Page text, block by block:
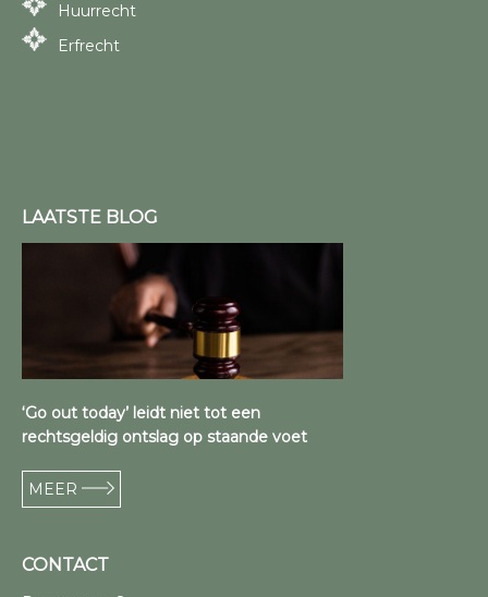
Huurrecht
Erfrecht
LAATSTE BLOG
‘Go out today’ leidt niet tot een
rechtsgeldig ontslag op staande voet
MEER
CONTACT